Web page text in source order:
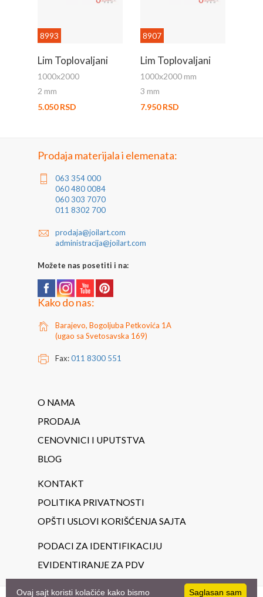
8993
Lim Toplovaljani
1000x2000
2 mm
5.050 RSD
8907
Lim Toplovaljani
1000x2000 mm
3 mm
7.950 RSD
Prodaja materijala i elemenata:
063 354 000
060 480 0084
060 303 7070
011 8302 700
prodaja@joilart.com
administracija@joilart.com
Možete nas posetiti i na:
Kako do nas:
Barajevo, Bogoljuba Petkovića 1A
(ugao sa Svetosavska 169)
Fax:011 8300 551
O NAMA
PRODAJA
CENOVNICI I UPUTSTVA
BLOG
KONTAKT
POLITIKA PRIVATNOSTI
OPŠTI USLOVI KORIŠĆENJA SAJTA
PODACI ZA IDENTIFIKACIJU
EVIDENTIRANJE ZA PDV
Saglasan sam
Ovaj sajt koristi kolačiće kako bismo